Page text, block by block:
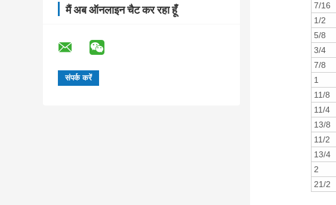
मैं अब ऑनलाइन चैट कर रहा हूँ
7/16
1/2
5/8
3/4
7/8
1
11/8
11/4
13/8
11/2
13/4
2
21/2